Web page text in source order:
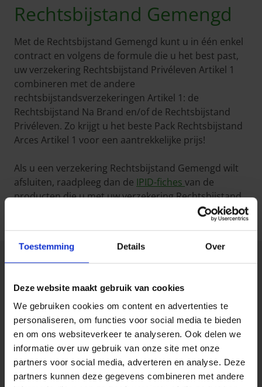
Toestemming Details Over
Deze website maakt gebruik van cookies
We gebruiken cookies om content en advertenties te
personaliseren, om functies voor social media te bieden
en om ons websiteverkeer te analyseren. Ook delen we
informatie over uw gebruik van onze site met onze
partners voor social media, adverteren en analyse. Deze
partners kunnen deze gegevens combineren met andere
Rechtsbijstand Gemengd
Met de Rechtsbijstand Gemengd kunt u in één enkel
contract en volgens de formule die u het best past,
uw verzekering Rechtsbijstand Privéleven Artikel 1
combineren met de andere
rechtsbijstandsverzekeringen Artikel 1: de
Rechtsbijstand Na Brand en/of de Rechtsbijstand
Privéleven. Zo krijgt u het beste Pack Rechtsbijstand
Arces Artikel 1 voor een aantrekkelijke prijs!
Als u een verzekering Rechtsbijstand Gemengd wilt
afsluiten, raadpleeg dan de IPID-fiches van de
producten die u met uw verzekering Rechtsbijstand
Uitsluitingen &
beperkingen
Op de verzekering Rechtsbijstand Privéleven Artikel 1
zijn uitsluitingen en beperkingen van toepassing.
Hier zijn enkele voorbeelden uitde informatiefiche
U wordt niet gedekt door Arces:
voor de vergoedingen en kosten waartoe u